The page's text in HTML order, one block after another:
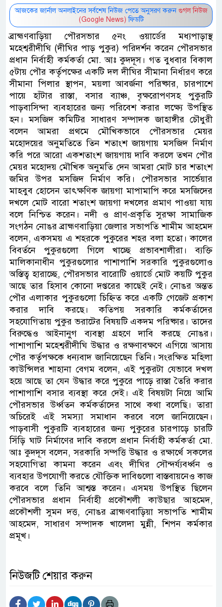
আজকের জার্নাল অনলাইনের সর্বশেষ নিউজ পেতে অনুসরণ করুন গুগল নিউজ
(Google News) ফিডটি
ব্রাহ্মণবাড়িয়া পৌরসভার ৫নং ওয়ার্ডের মধ্যপাড়াস্থ
মহেশ্বরীদীঘি (দীঘির পাড় পুকুর) পরিদর্শন করেন পৌরসভার
প্রধান নির্বাহী কর্মকর্তা মো. আঃ কুদদূস। গত বুধবার বিকাল
৫টায় পৌর কর্তৃপক্ষের একটি দল দীঘির সীমানা নির্ধারণ করে
সীমানা পিলার স্থাপন, ময়লা আবর্জনা পরিষ্কার, চারপাশে
পায়ে হাঁটার রাস্তা, বসার ব্যাঞ্চ, বৃক্ষরোপণসহ পুকুরটি
পাড়বাসিন্দা ব্যবহারের জন্য পরিবেশ করার লক্ষ্যে উপস্থিত
হন। মসজিদ কমিটির সাধারণ সম্পাদক জাহাঙ্গীর চৌধুরী
বলেন আমরা প্রথমে মৌখিকভাবে পৌরসভার মেয়র
মহোদয়ের অনুমতিতে তিন শতাংশ জায়গায় মসজিদ নির্মাণ
করি পরে আরো একশতাংশ জায়গায় দাবি করলে তখন পৌর
মেয়র মহোদয় মৌখিক অনুমতি দেন আমরা মোট চার শতাংশ
জমির উপর মসজিদ নির্মাণ করি। পৌরসভার সার্ভেয়ার
মাহবুব হোসেন তাৎক্ষণিক জায়গা মাপামাপি করে মসজিদের
দখলে মোট বারো শতাংশ জায়গা দখলের প্রমাণ পাওয়া যায়
বলে নিশ্চিত করেন। নদী ও প্রাণ-প্রকৃতি সুরক্ষা সামাজিক
সংগঠন নোঙর ব্রাহ্মণবাড়িয়া জেলার সভাপতি শামীম আহমেদ
বলেন, একসময় এ শহরকে পুকুরের শহর বলা হতো। কালের
বিবর্তনে পুকুরগুলো গিলে খাচ্ছে প্রভাবশালীরা। ব্যক্তি
মালিকানাধীন পুকুরগুলোর পাশাপাশি সরকারি পুকুরগুলোও
অস্তিত্ব হারাচ্ছে, পৌরসভার বারোটি ওয়ার্ডে মোট কয়টি পুকুর
আছে তার হিসাব কোনো দপ্তরের কাছেই নেই। নোঙর অন্তত
পৌর এলাকার পুকুরগুলো চিহ্নিত করে একটি গেজেট প্রকাশ
করার দাবি করছে। কতিপয় সরকারি কর্মকর্তাদের
সহযোগিতায় পুকুর ভরাটের বিষয়টি একদম পরিষ্কার। তাদের
বিরুদ্ধেও আইনানুগ ব্যবস্থা গ্রহণে দাবি করছে নোঙর।
পাশাপাশি মহেশ্বরীদীঘি উদ্ধার ও রক্ষণাবক্ষণে এগিয়ে আসায়
পৌর কর্তৃপক্ষকে ধন্যবাদ জানিয়েছেন তিনি। সংরক্ষিত মহিলা
কাউন্সিলর শাহানা বেগম বলেন, এই পুকুরটা যেভাবে দখল
হয়ে আছে তা যেন উদ্ধার করে পুকুরে পাড়ে রাস্তা তৈরি করার
পাশাপাশি বসার ব্যবস্থা করে দেই। এই বিষয়টা নিয়ে আমি
পৌরসভার উর্ধ্বতন কর্মকর্তাদের সাথে কথা বলেছি। তারা
অচিরেই এই সমস্যা সমাধান করবে বলে জানিয়েছেন।
পাড়বাসী পুকুরটি ব্যবহারের জন্য পুকুরের চারপাড়ে চারটি
সিঁড়ি ঘাট নির্মাণের দাবি করলে প্রধান নির্বাহী কর্মকর্তা মো.
আঃ কুদদূস বলেন, সরকারি সম্পত্তি উদ্ধার ও রক্ষার্থে সকলের
সহযোগিতা কামনা করেন এবং দীঘির সৌন্দর্য্যবর্ধ্বন ও
ব্যবহার উপযোগী করতে যৌক্তিক দাবিগুলো বাস্তবায়নেও কাজ
করবে বলে তিনি আশ্বস্ত করেন। এসময় উপস্থিত ছিলেন
পৌরসভার প্রধান নির্বাহী প্রকৌশলী কাউছার আহমেদ,
প্রকৌশলী সুমন দত্ত, নোঙর ব্রাহ্মণবাড়িয়া সভাপতি শামীম
আহমেদ, সাধারণ সম্পাদক খালেদা মুন্নী, শিপন কর্মকার
প্রমূখ।
নিউজটি শেয়ার করুন